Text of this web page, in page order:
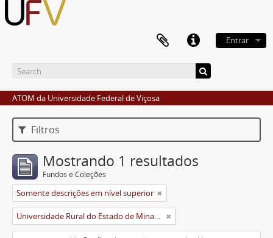
Entrar
ATOM da Universidade Federal de Viçosa
Filtros
Mostrando 1 resultados
Fundos e Coleções
Somente descrições em nível superior
Universidade Rural do Estado de Minas Gerais (Uremg)